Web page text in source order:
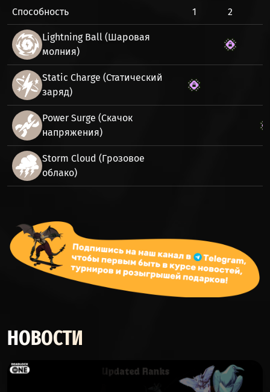
Способность 1 2
Lightning Ball (Шаровая
молния)
Static Charge (Статический
заряд)
Power Surge (Скачок
напряжения)
Storm Cloud (Грозовое
облако)
НОВОСТИ